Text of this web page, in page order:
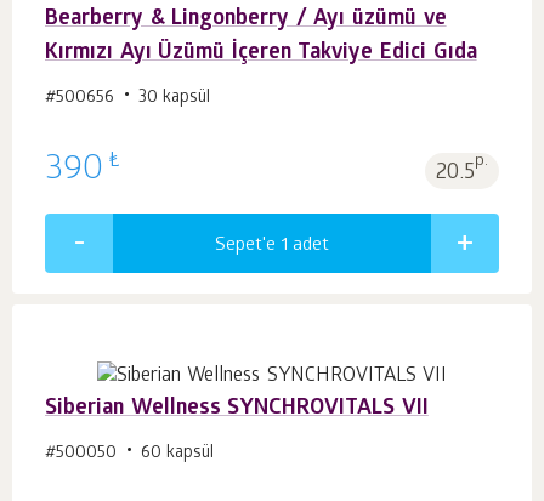
Bearberry & Lingonberry / Ayı üzümü ve
Kırmızı Ayı Üzümü İçeren Takviye Edici Gıda
#500656 30 kapsül
390 ₺ 20.5p.
Sepet'e 1 adet
Siberian Wellness SYNCHROVITALS VII
#500050 60 kapsül